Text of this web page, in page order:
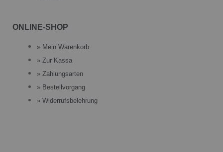
ONLINE-SHOP
» Mein Warenkorb
» Zur Kassa
» Zahlungsarten
» Bestellvorgang
» Widerrufsbelehrung